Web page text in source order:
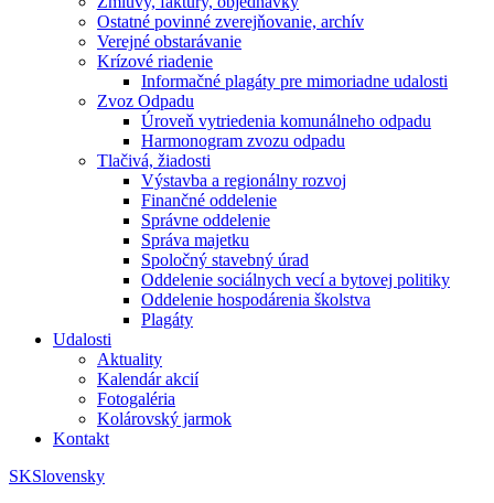
Ostatné povinné zverejňovanie, archív
Verejné obstarávanie
Krízové riadenie
Informačné plagáty pre mimoriadne udalosti
Zvoz Odpadu
Úroveň vytriedenia komunálneho odpadu
Harmonogram zvozu odpadu
Tlačivá, žiadosti
Výstavba a regionálny rozvoj
Finančné oddelenie
Správne oddelenie
Správa majetku
Spoločný stavebný úrad
Oddelenie sociálnych vecí a bytovej politiky
Oddelenie hospodárenia školstva
Plagáty
Udalosti
Aktuality
Kalendár akcií
Fotogaléria
Kolárovský jarmok
Kontakt
SKSlovensky